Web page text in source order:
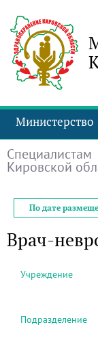
Министерство
Специалистам
Кировской
По дате
Врач-
Учреждение
Подразделение